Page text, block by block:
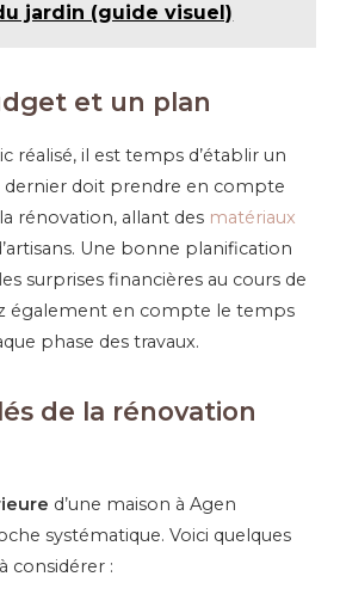
jardin (guide visuel)
et un plan
réalisé, il est temps d’établir un
dernier doit prendre en compte
rénovation, allant des matériaux
Une bonne planification
surprises financières au cours de
également en compte le temps
phase des travaux.
de la rénovation
d’une maison à Agen
systématique. Voici quelques
considérer :